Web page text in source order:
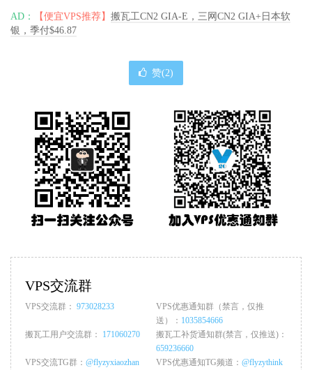
AD： 【便宜VPS推荐】 搬瓦工CN2 GIA-E，三网CN2 GIA+日本软
银，季付$46.87
赞(2)
VPS交流群
VPS交流群： 973028233
VPS优惠通知群（禁言，仅推
送）： 1035854666
搬瓦工用户交流群： 171060270
搬瓦工补货通知群(禁言，仅推送)：
659236660
VPS交流TG群： @flyzyxiaozhan VPS优惠通知TG频道： @flyzythink